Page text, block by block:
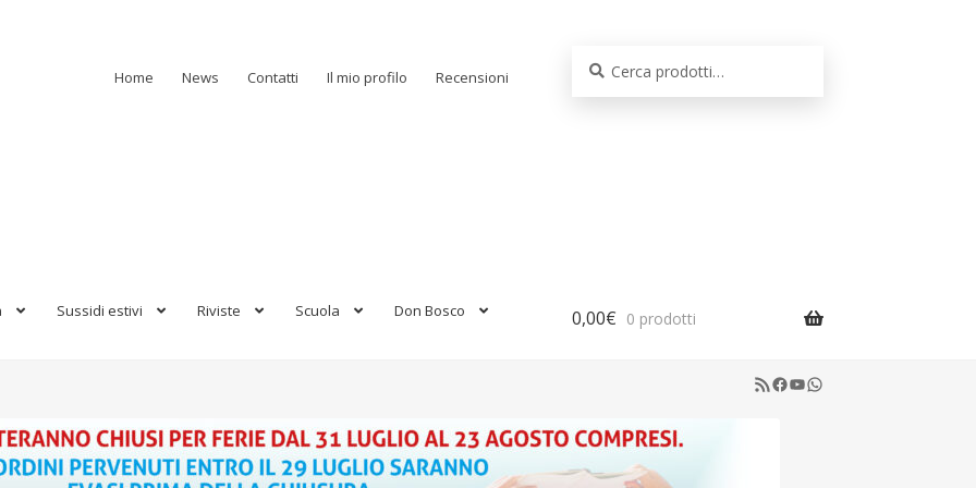
Home News Contatti Il mio profilo Recensioni
Sussidi estivi Riviste Scuola Don Bosco 0,00€ 0 prodotti
RSS Feed
Facebook
YouTube
WhatsApp